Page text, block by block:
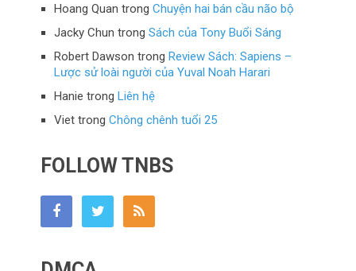
Hoang Quan trongChuyện hai bán cầu não bộ
Jacky Chun trongSách của Tony Buổi Sáng
Robert Dawson trongReview Sách: Sapiens –
Lược sử loài người của Yuval Noah Harari
Hanie trongLiên hệ
Viet trongChông chênh tuổi 25
FOLLOW TNBS